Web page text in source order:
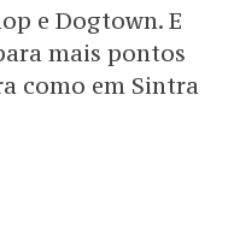
e Dogtown. E
mais pontos
como em Sintra